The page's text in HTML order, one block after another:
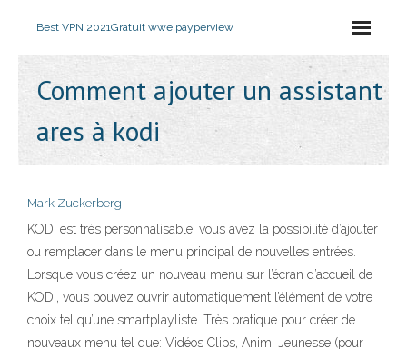
Best VPN 2021Gratuit wwe payperview
Comment ajouter un assistant
ares à kodi
Mark Zuckerberg
KODI est très personnalisable, vous avez la possibilité d’ajouter
ou remplacer dans le menu principal de nouvelles entrées.
Lorsque vous créez un nouveau menu sur l’écran d’accueil de
KODI, vous pouvez ouvrir automatiquement l’élément de votre
choix tel qu’une smartplayliste. Très pratique pour créer de
nouveaux menu tel que: Vidéos Clips, Anim, Jeunesse (pour